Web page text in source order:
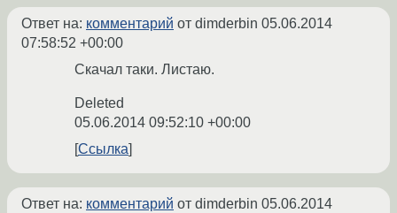
Ответ на: комментарий от dimderbin 05.06.2014
07:58:52 +00:00
Скачал таки. Листаю.
Deleted
05.06.2014 09:52:10 +00:00
Ссылка
Ответ на: комментарий от dimderbin 05.06.2014